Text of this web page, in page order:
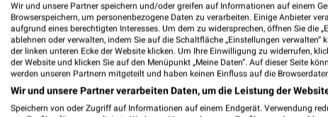
Wir und unsere Partner speichern und/oder greifen auf Informationen auf einem
Browserspeichern, um personenbezogene Daten zu verarbeiten. Einige Anbieter
aufgrund eines berechtigten Interesses. Um dem zu widersprechen, öffnen Sie die
ablehnen oder verwalten, indem Sie auf die Schaltfläche „Einstellungen
der linken unteren Ecke der Website klicken. Um Ihre Einwilligung zu widerrufen,
der Website und klicken Sie auf den Menüpunkt „Meine Daten“. Auf dieser Seite
werden unseren Partnern mitgeteilt und haben keinen Einfluss auf die
Wir und unsere Partner verarbeiten Daten, um die Leistung der
Speichern von oder Zugriff auf Informationen auf einem Endgerät. Verwendung